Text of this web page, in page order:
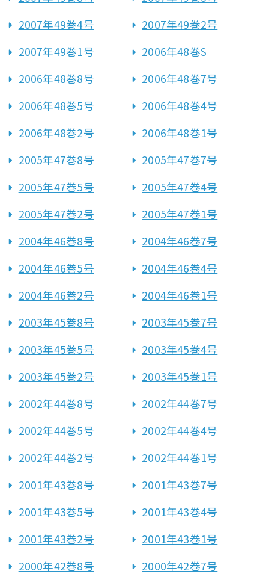
2007年49巻4号
2007年49巻2号
2007年49巻1号
2006年48巻S
2006年48巻8号
2006年48巻7号
2006年48巻5号
2006年48巻4号
2006年48巻2号
2006年48巻1号
2005年47巻8号
2005年47巻7号
2005年47巻5号
2005年47巻4号
2005年47巻2号
2005年47巻1号
2004年46巻8号
2004年46巻7号
2004年46巻5号
2004年46巻4号
2004年46巻2号
2004年46巻1号
2003年45巻8号
2003年45巻7号
2003年45巻5号
2003年45巻4号
2003年45巻2号
2003年45巻1号
2002年44巻8号
2002年44巻7号
2002年44巻5号
2002年44巻4号
2002年44巻2号
2002年44巻1号
2001年43巻8号
2001年43巻7号
2001年43巻5号
2001年43巻4号
2001年43巻2号
2001年43巻1号
2000年42巻8号
2000年42巻7号